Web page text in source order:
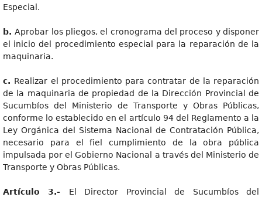
Especial.
b.Aprobar los pliegos, el cronograma del proceso y disponer
el inicio del procedimiento especial para la reparación de la
maquinaria.
c. Realizar el procedimiento para contratar de la reparación
de la maquinaria de propiedad de la Dirección Provincial de
Sucumbíos del Ministerio de Transporte y Obras Públicas,
conforme lo establecido en el artículo 94 del Reglamento a la
Ley Orgánica del Sistema Nacional de Contratación Pública,
necesario para el fiel cumplimiento de la obra pública
impulsada por el Gobierno Nacional a través del Ministerio de
Transporte y Obras Públicas.
Artícul o 3.- El Director Provincial de Sucumbíos del